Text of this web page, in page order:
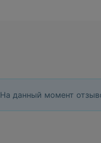
На данный момент